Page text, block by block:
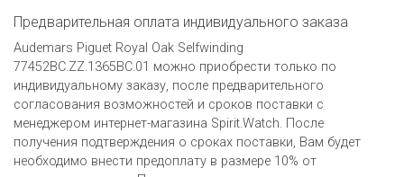
Предварительная оплата индивидуального заказа
Audemars Piguet Royal Oak Selfwinding
77452BC.ZZ.1365BC.01 можно приобрести только по
индивидуальному заказу, после предварительного
согласования возможностей и сроков поставки с
менеджером интернет-магазина Spirit.Watch. После
получения подтверждения о сроках поставки, Вам будет
необходимо внести предоплату в размере 10% от